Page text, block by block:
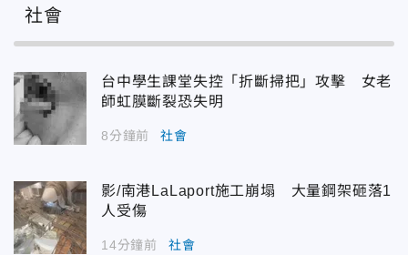
社會
台中學生課堂失控「折斷掃把」攻擊 女老
師虹膜斷裂恐失明
8分鐘前 社會
影/南港LaLaport施工崩塌 大量鋼架砸落1
人受傷
14分鐘前 社會